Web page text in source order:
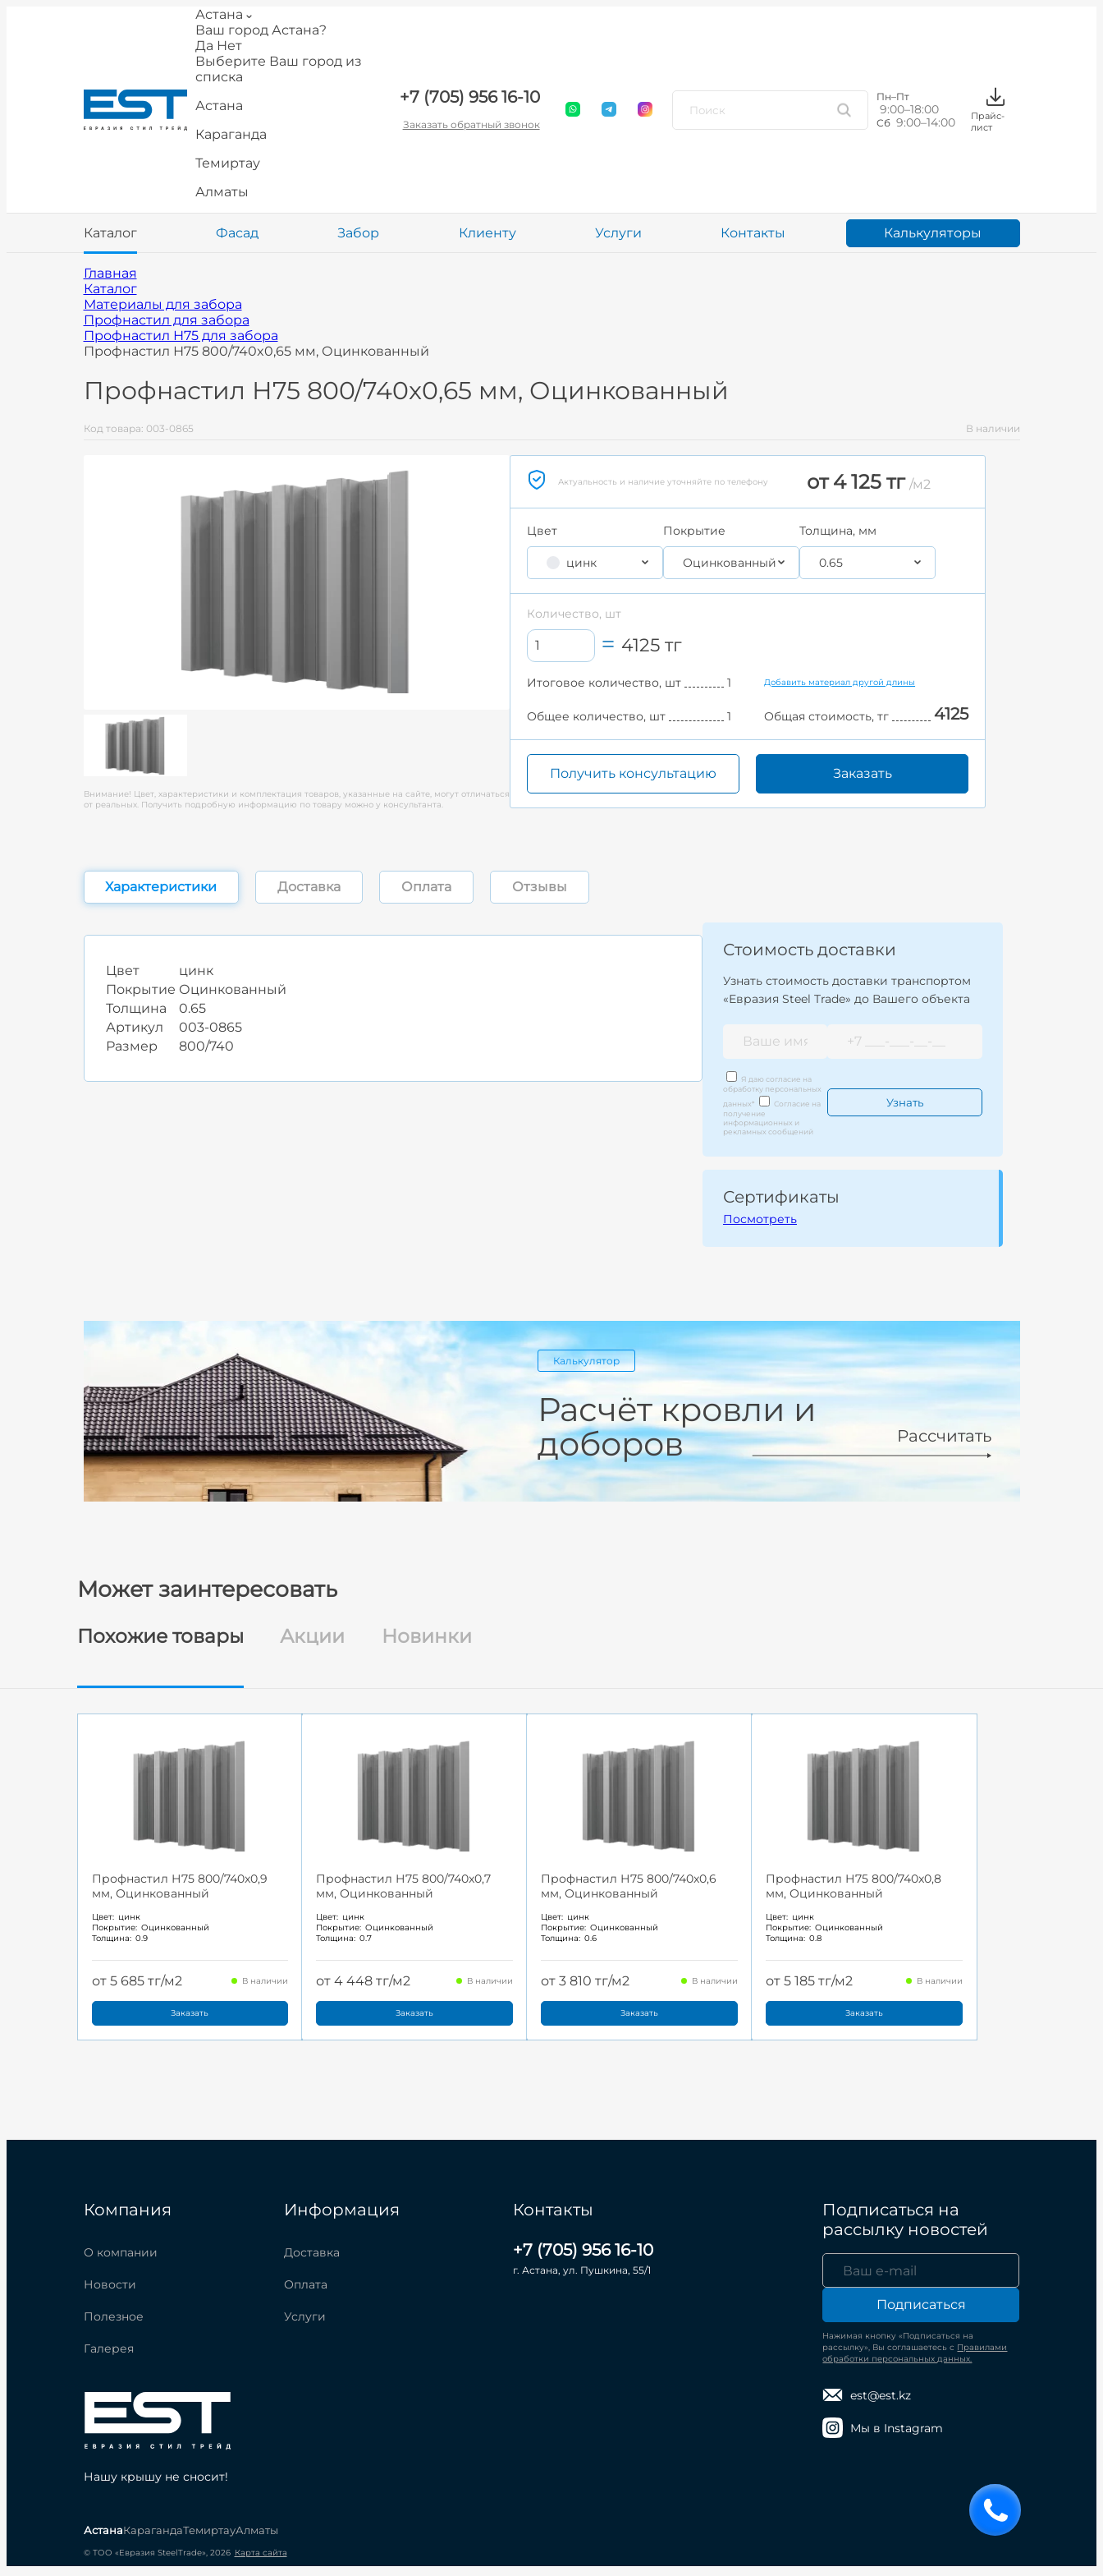
Астана
Ваш город Астана?
Да Нет
Выберите Ваш город из
списка
Астана
Караганда
Темиртау
Алматы
+7 (705) 956 16-10
Заказать обратный звонок
Пн–Пт
9:00–18:00
Сб 9:00–14:00
Прайс-
лист
Каталог Фасад Забор Клиенту Услуги Контакты Калькуляторы
Главная
Каталог
Материалы для забора
Профнастил для забора
Профнастил Н75 для забора
Профнастил Н75 800/740x0,65 мм, Оцинкованный
Профнастил Н75 800/740x0,65 мм, Оцинкованный
Код товара: 003-0865 В наличии
Внимание! Цвет, характеристики и комплектация товаров, указанные на сайте, могут отличаться
от реальных. Получить подробную информацию по товару можно у консультанта.
Актуальность и наличие уточняйте по телефону от 4 125 тг /м2
Цвет
цинк
Покрытие
Оцинкованный
Толщина, мм
0.65
Количество, шт
4125 тг
Итоговое количество, шт 1 Добавить материал другой длины
Общее количество, шт 1 Общая стоимость, тг 4125
Получить консультацию Заказать
Характеристики Доставка Оплата Отзывы
Цвет
цинк
Покрытие Оцинкованный
Толщина
0.65
Артикул
003-0865
Размер
800/740
Стоимость доставки
Узнать стоимость доставки транспортом
«Евразия Steel Trade» до Вашего объекта
Я даю согласие на
обработку персональных
данных*
Согласие на
получение
информационных и
рекламных сообщений
Сертификаты
Посмотреть
Калькулятор
Расчёт кровли и
доборов
Рассчитать
Может заинтересовать
Похожие товары Акции Новинки
Профнастил Н75 800/740x0,9
мм, Оцинкованный
Цвет: цинк
Покрытие: Оцинкованный
Толщина: 0.9
от 5 685 тг/м2 В наличии
Заказать
Профнастил Н75 800/740x0,7
мм, Оцинкованный
Цвет: цинк
Покрытие: Оцинкованный
Толщина: 0.7
от 4 448 тг/м2 В наличии
Заказать
Профнастил Н75 800/740x0,6
мм, Оцинкованный
Цвет: цинк
Покрытие: Оцинкованный
Толщина: 0.6
от 3 810 тг/м2 В наличии
Заказать
Профнастил Н75 800/740x0,8
мм, Оцинкованный
Цвет: цинк
Покрытие: Оцинкованный
Толщина: 0.8
от 5 185 тг/м2 В наличии
Заказать
Компания
О компании
Новости
Полезное
Галерея
Информация
Доставка
Оплата
Услуги
Контакты
+7 (705) 956 16-10
г. Астана, ул. Пушкина, 55/1
Подписаться на
рассылку новостей
Подписаться
Нажимая кнопку «Подписаться на
рассылку», Вы соглашаетесь с Правилами
обработки персональных данных.
est@est.kz
Мы в Instagram
Нашу крышу не сносит!
АстанаКарагандаТемиртауАлматы
© ТОО «Евразия SteelTrade», 2026 Карта сайта